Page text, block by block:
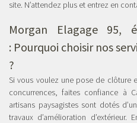
site. N’attendez plus et entrez en
Morgan Elagage 95,
: Pourquoi choisir nos
?
Si vous voulez une pose de clôture
concurrences, faites confiance à
artisans paysagistes sont dotés
travaux d’amélioration